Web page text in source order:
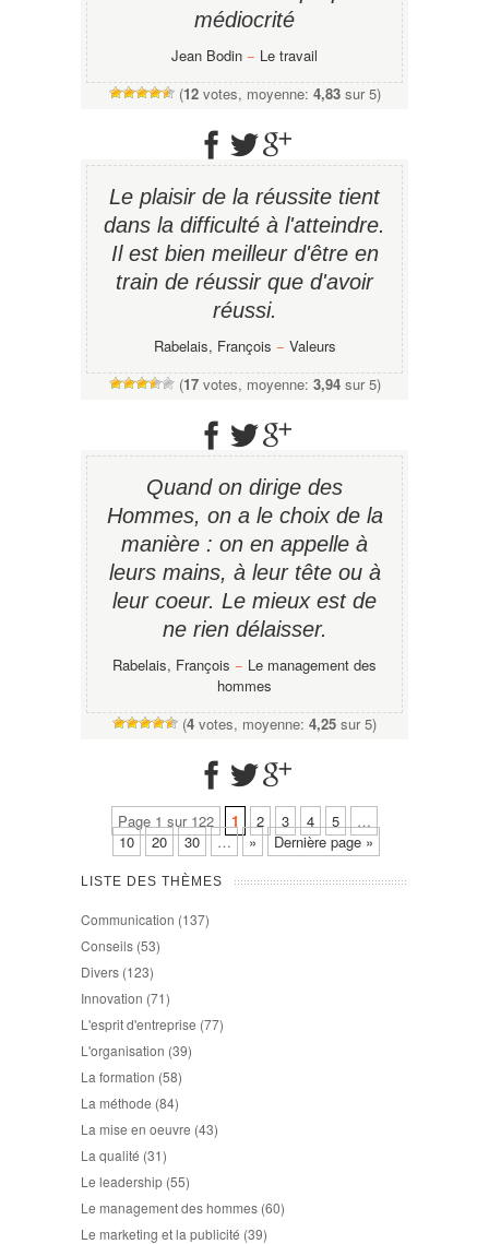
médiocrité
Jean Bodin − Le travail
(12votes, moyenne: 4,83sur 5)
Le plaisir de la réussite tient
dans la difficulté à l'atteindre.
Il est bien meilleur d'être en
train de réussir que d'avoir
réussi.
Rabelais, François − Valeurs
(17votes, moyenne: 3,94sur 5)
Quand on dirige des
Hommes, on a le choix de la
manière : on en appelle à
leurs mains, à leur tête ou à
leur coeur. Le mieux est de
ne rien délaisser.
Rabelais, François − Le management des
hommes
(4 votes, moyenne: 4,25 sur 5)
Page 1 sur 122 1 2 3 4 5
…
10
20 30 … » Dernière page »
LISTE DES THÈMES
Communication (137)
Conseils (53)
Divers (123)
Innovation (71)
L'esprit d'entreprise (77)
L'organisation (39)
La formation (58)
La méthode (84)
La mise en oeuvre (43)
La qualité (31)
Le leadership (55)
Le management des hommes (60)
Le marketing et la publicité (39)